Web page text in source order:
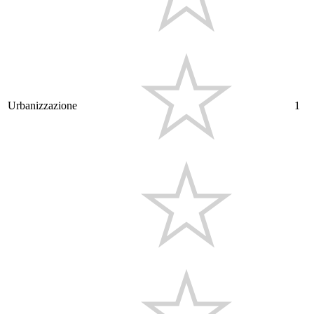
Urbanizzazione 1